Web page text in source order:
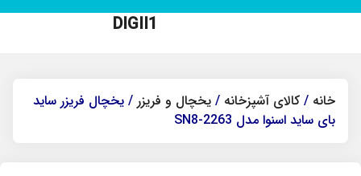
DIGII1
خانه / کالای آشپزخانه / یخچال و فریزر / یخچال فریزر ساید
بای ساید اسنوا مدل SN8-2263